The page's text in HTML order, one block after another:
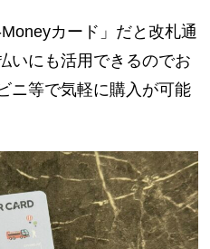
カード」だと改札通
いにも活用できるのでお
ニ等で気軽に購入が可能